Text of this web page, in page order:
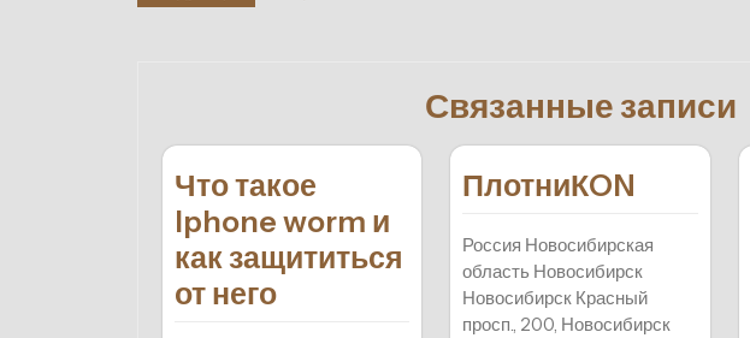
Связанные записи
Что такое
Iphone worm и
как защититься
от него
ПлотниКON
Россия Новосибирская
область Новосибирск
Новосибирск Красный
просп., 200, Новосибирск